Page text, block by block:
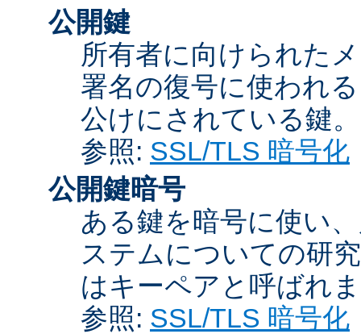
公開鍵
所有者に向けられた
署名の復号に使われ
公けにされている鍵。
参照: SSL/TLS 暗号化
公開鍵暗号
ある鍵を暗号に使い
ステムについての研
はキーペアと呼ばれ
参照: SSL/TLS 暗号化